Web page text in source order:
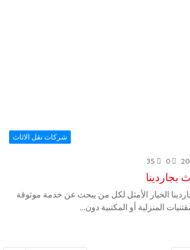
شركات نقل الاثاث
0
35
بجاردينا
الخيار الأمثل لكل من يبحث عن خدمة موثوقة
المنزلية أو المكتبية دون…